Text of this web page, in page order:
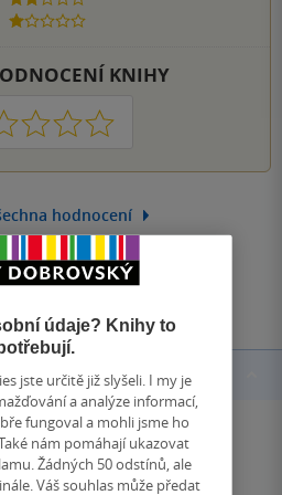
1 hvezdička
KNIHY
3 4 5
hodnocení
hodnocení
údaje? Knihy to
jste určitě již slyšeli. I my je
a analýze informací,
fungoval a mohli jsme ho
nám pomáhají ukazovat
Žádných 50 odstínů, ale
Váš souhlas může předat